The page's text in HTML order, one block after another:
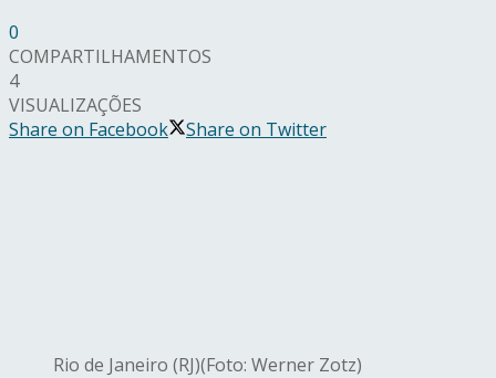
0
COMPARTILHAMENTOS
4
VISUALIZAÇÕES
Share on Facebook
Share on Twitter
Rio de Janeiro (RJ)(Foto: Werner Zotz)